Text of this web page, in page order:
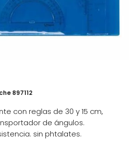
897112
con reglas de 30 y 15 cm,
de ángulos.
sin phtalates.